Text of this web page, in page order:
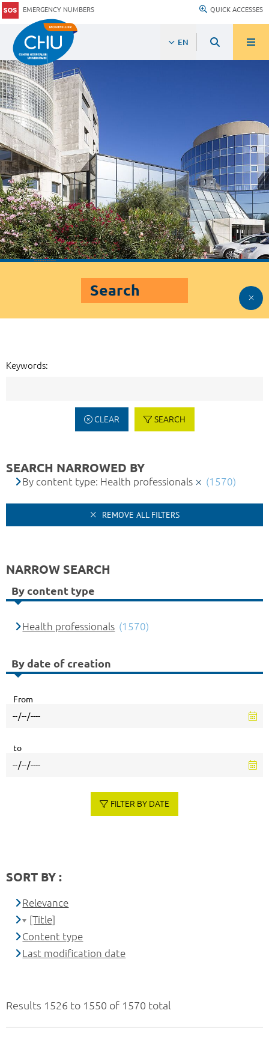
EMERGENCY NUMBERS QUICK ACCESSES
EN
Search
Keywords:
CLEAR SEARCH
Results 1526 to 1550 of 1570 total
SEARCH NARROWED BY
By content type: Health professionals (1570)
REMOVE ALL FILTERS
NARROW SEARCH
By content type
Health professionals (1570)
By date of creation
From
to
FILTER BY DATE
SORT BY :
Relevance
[Title]
Content type
Last modification date